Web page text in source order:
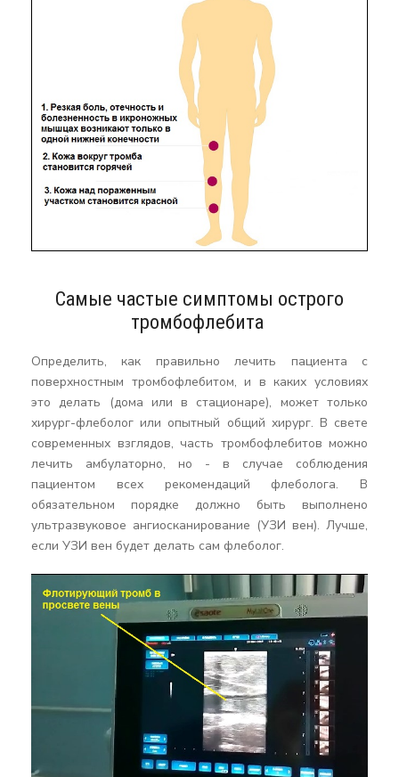
Самые частые симптомы острого
тромбофлебита
Определить, как правильно лечить пациента с
поверхностным тромбофлебитом, и в каких условиях
это делать (дома или в стационаре), может только
хирург-флеболог или опытный общий хирург. В свете
современных взглядов, часть тромбофлебитов можно
лечить амбулаторно, но - в случае соблюдения
пациентом всех рекомендаций флеболога. В
обязательном порядке должно быть выполнено
ультразвуковое ангиосканирование (УЗИ вен). Лучше,
если УЗИ вен будет делать сам флеболог.